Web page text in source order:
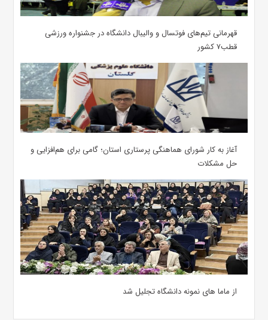
قهرمانی تیم‌های فوتسال و والیبال دانشگاه در جشنواره ورزشی
قطب۷ کشور
آغاز به کار شورای هماهنگی پرستاری استان؛ گامی برای هم‌افزایی و
حل مشکلات
از ماما های نمونه دانشگاه تجلیل شد